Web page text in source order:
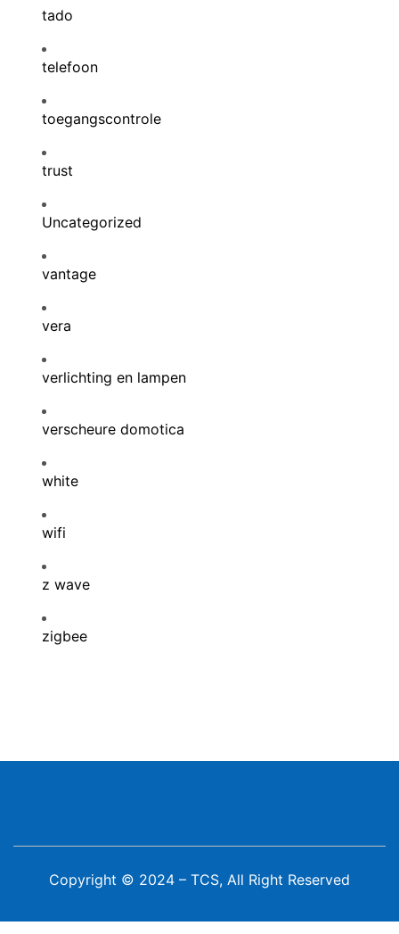
tado
telefoon
toegangscontrole
trust
Uncategorized
vantage
vera
verlichting en lampen
verscheure domotica
white
wifi
z wave
zigbee
Copyright © 2024 – TCS, All Right Reserved